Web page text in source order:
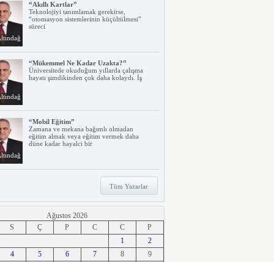
“Akıllı Kartlar”
Teknolojiyi tanımlamak gerekirse,
“otomasyon sistemlerinin küçültülmesi”
süreci
“Mükemmel Ne Kadar Uzakta?”
Üniversitede okuduğum yıllarda çalışma
hayatı şimdikinden çok daha kolaydı. İş
“Mobil Eğitim”
Zamana ve mekana bağımlı olmadan
eğitim almak veya eğitim vermek daha
düne kadar hayalci bir
“Teknoloji, Hızlı Tren ve İrem…”
Belki dikkatinizi çekmiştir. Türkiye’nin ilk
hızlı treni Ankara – Eskişehir
“Ne Duruyorsunuz, Dijitalleşsenize!”
Arabanız kendi kendine park ederken, siz
apartmanınıza giriyor ve evinizin kapısını
Tüm Yazarlar
Ağustos 2026
S Ç P C C
P
1
2
4 5 6 7 8
9